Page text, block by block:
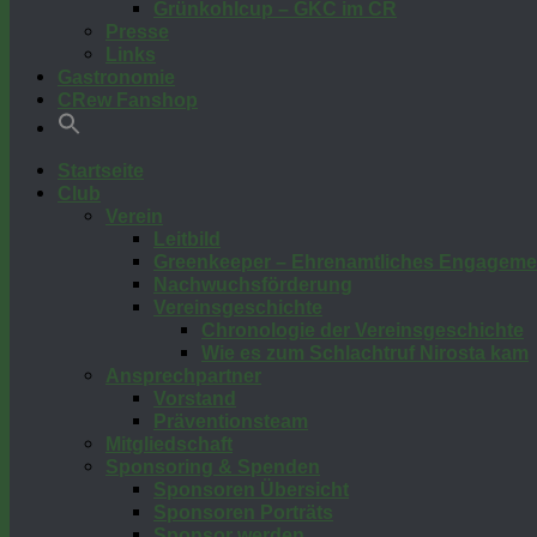
Grünkohlcup – GKC im CR
Presse
Links
Gastronomie
CRew Fanshop
Startseite
Club
Verein
Leitbild
Greenkeeper – Ehrenamtliches
Nachwuchsförderung
Vereinsgeschichte
Chronologie der Vereinsgeschichte
Wie es zum Schlachtruf Nirosta kam
Ansprechpartner
Vorstand
Präventionsteam
Mitgliedschaft
Sponsoring & Spenden
Sponsoren Übersicht
Sponsoren Porträts